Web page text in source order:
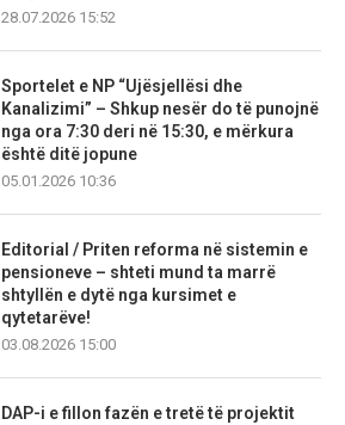
28.07.2026 15:52
Sportelet e NP “Ujësjellësi dhe
Kanalizimi” – Shkup nesër do të punojnë
nga ora 7:30 deri në 15:30, e mërkura
është ditë jopune
05.01.2026 10:36
Editorial / Priten reforma në sistemin e
pensioneve – shteti mund ta marrë
shtyllën e dytë nga kursimet e
qytetarëve!
03.08.2026 15:00
DAP-i e fillon fazën e tretë të projektit